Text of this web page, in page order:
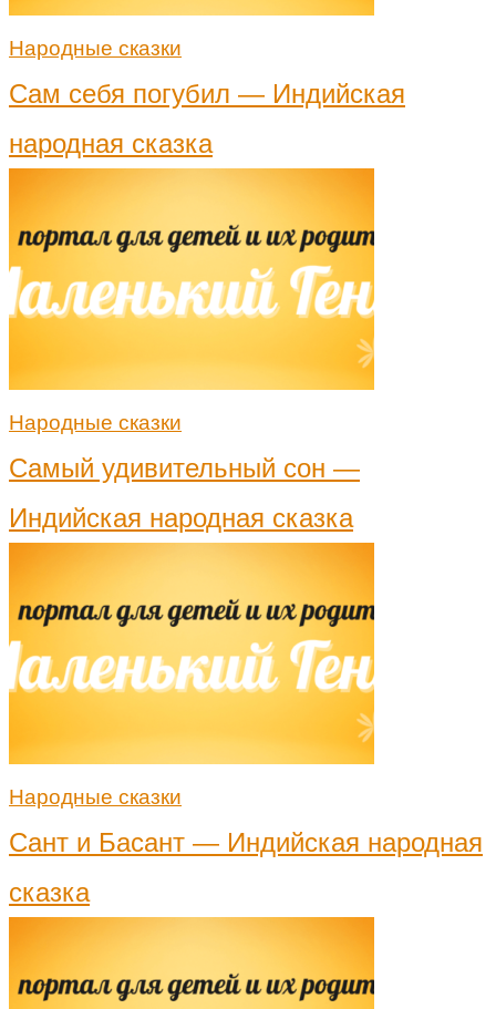
Народные сказки
Сам себя погубил — Индийская
народная сказка
Народные сказки
Самый удивительный сон —
Индийская народная сказка
Народные сказки
Сант и Басант — Индийская народная
сказка